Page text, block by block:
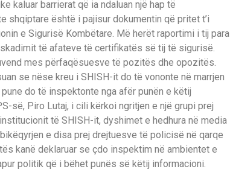
kaluar barrierat që ia ndaluan një hap të
shqiptare është i pajisur dokumentin që pritet t’i
e Sigurisë Kombëtare. Më herët raportimi i tij para
të afateve të certifikatës së tij të sigurisë.
mes përfaqësuesve të pozitës dhe opozitës.
se nëse kreu i SHISH-it do të vononte në marrjen
do të inspektonte nga afër punën e këtij
së, Piro Lutaj, i cili kërkoi ngritjen e një grupi prej
të SHISH-it, dyshimet e hedhura në media
e disa prej drejtuesve të policisë në qarqe
kanë deklaruar se çdo inspektim në ambientet e
politik që i bëhet punës së këtij informacioni.